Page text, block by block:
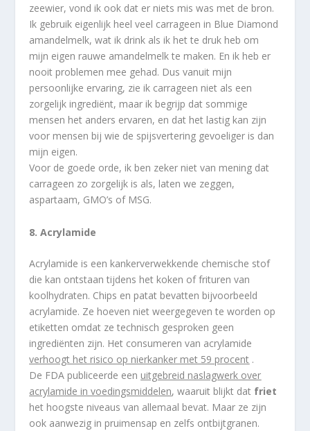
zeewier, vond ik ook dat er niets mis was met de bron.
Ik gebruik eigenlijk heel veel carrageen in Blue Diamond
amandelmelk, wat ik drink als ik het te druk heb om
mijn eigen rauwe amandelmelk te maken. En ik heb er
nooit problemen mee gehad. Dus vanuit mijn
persoonlijke ervaring, zie ik carrageen niet als een
zorgelijk ingrediënt, maar ik begrijp dat sommige
mensen het anders ervaren, en dat het lastig kan zijn
voor mensen bij wie de spijsvertering gevoeliger is dan
mijn eigen.
Voor de goede orde, ik ben zeker niet van mening dat
carrageen zo zorgelijk is als, laten we zeggen,
aspartaam, GMO’s of MSG.
8. Acrylamide
Acrylamide is een kankerverwekkende chemische stof
die kan ontstaan tijdens het koken of frituren van
koolhydraten. Chips en patat bevatten bijvoorbeeld
acrylamide. Ze hoeven niet weergegeven te worden op
etiketten omdat ze technisch gesproken geen
ingrediënten zijn. Het consumeren van acrylamide
verhoogt het risico op nierkanker met 59 procent .
De FDA publiceerde een uitgebreid naslagwerk over
acrylamide in voedingsmiddelen, waaruit blijkt dat friet
het hoogste niveaus van allemaal bevat. Maar ze zijn
ook aanwezig in pruimensap en zelfs ontbijtgranen.